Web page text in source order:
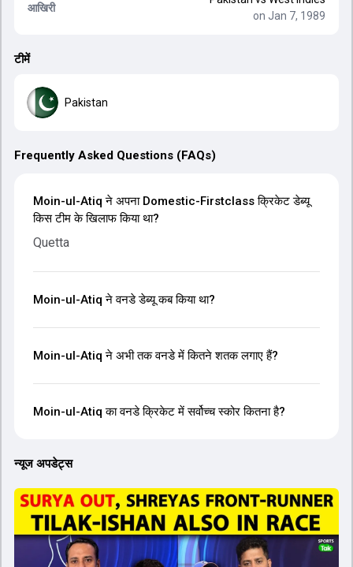
आखिरी
on Jan 7, 1989
टीमें
Pakistan
Frequently Asked Questions (FAQs)
Moin-ul-Atiq ने अपना Domestic-Firstclass क्रिकेट डेब्यू
किस टीम के खिलाफ किया था?
Quetta
Moin-ul-Atiq ने वनडे डेब्यू कब किया था?
Moin-ul-Atiq ने अभी तक वनडे में कितने शतक लगाए हैं?
Moin-ul-Atiq का वनडे क्रिकेट में सर्वोच्च स्कोर कितना है?
न्यूज अपडेट्स